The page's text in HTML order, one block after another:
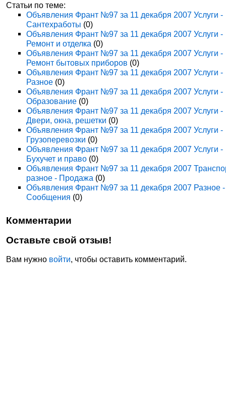
Статьи по теме:
Объявления Франт №97 за 11 декабря 2007 Услуги -
Сантехработы (0)
Объявления Франт №97 за 11 декабря 2007 Услуги -
Ремонт и отделка (0)
Объявления Франт №97 за 11 декабря 2007 Услуги -
Ремонт бытовых приборов (0)
Объявления Франт №97 за 11 декабря 2007 Услуги -
Разное (0)
Объявления Франт №97 за 11 декабря 2007 Услуги -
Образование (0)
Объявления Франт №97 за 11 декабря 2007 Услуги -
Двери, окна, решетки (0)
Объявления Франт №97 за 11 декабря 2007 Услуги -
Грузоперевозки (0)
Объявления Франт №97 за 11 декабря 2007 Услуги -
Бухучет и право (0)
Объявления Франт №97 за 11 декабря 2007
разное - Продажа (0)
Объявления Франт №97 за 11 декабря 2007 Разное -
Сообщения (0)
Комментарии
Оставьте свой отзыв!
Вам нужно войти, чтобы оставить комментарий.